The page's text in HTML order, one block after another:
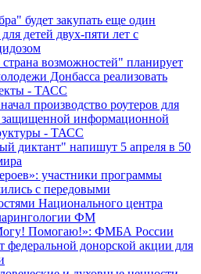
будет закупать еще один
детей двух-пяти лет с
страна возможностей" планирует
Донбасса реализовать
- ТАСС
производство роутеров для
защищенной информационной
- ТАСС
диктант" напишут 5 апреля в 50
участники программы
с передовыми
Национального центра
ФМ
Помогаю!»: ФМБА России
федеральной донорской акции для